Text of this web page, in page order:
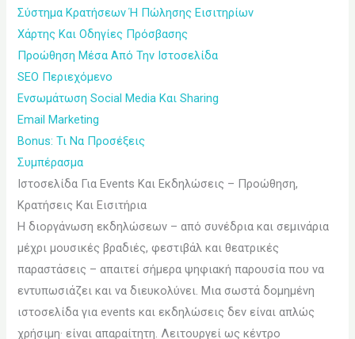
Σύστημα Κρατήσεων Ή Πώλησης Εισιτηρίων
Χάρτης Και Οδηγίες Πρόσβασης
Προώθηση Μέσα Από Την Ιστοσελίδα
SEO Περιεχόμενο
Ενσωμάτωση Social Media Και Sharing
Email Marketing
Bonus: Τι Να Προσέξεις
Συμπέρασμα
Ιστοσελίδα Για Events Και Εκδηλώσεις – Προώθηση,
Κρατήσεις Και Εισιτήρια
Η διοργάνωση εκδηλώσεων – από συνέδρια και σεμινάρια
μέχρι μουσικές βραδιές, φεστιβάλ και θεατρικές
παραστάσεις – απαιτεί σήμερα ψηφιακή παρουσία που να
εντυπωσιάζει και να διευκολύνει. Μια σωστά δομημένη
ιστοσελίδα για events και εκδηλώσεις δεν είναι απλώς
χρήσιμη· είναι απαραίτητη. Λειτουργεί ως κέντρο